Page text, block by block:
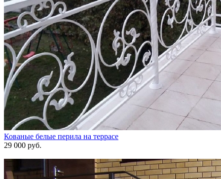
Кованые белые перила на террасе
29 000 руб.